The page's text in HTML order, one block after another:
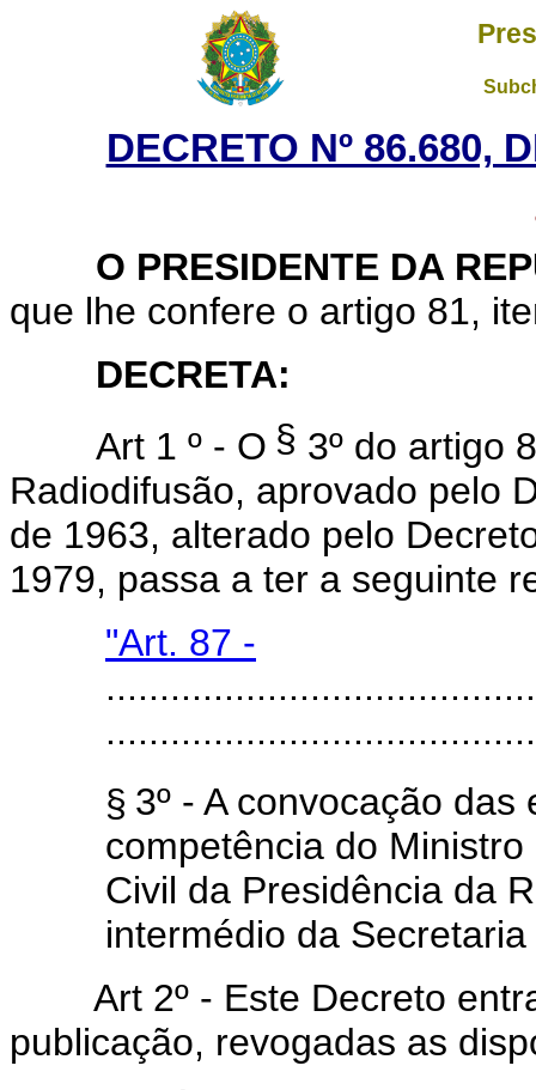
DECRETO Nº 86.680,
O PRESIDENTE DA
que lhe confere o artigo 81,
DECRETA:
Art 1 º - O § 3º do artigo
Radiodifusão, aprovado pelo
de 1963, alterado pelo
1979, passa a ter a seguinte
"Art. 87 -
§ 3º - A convocação
competência do
Civil da Presidência da
intermédio da
Art 2º - Este Decreto
publicação, revogadas as